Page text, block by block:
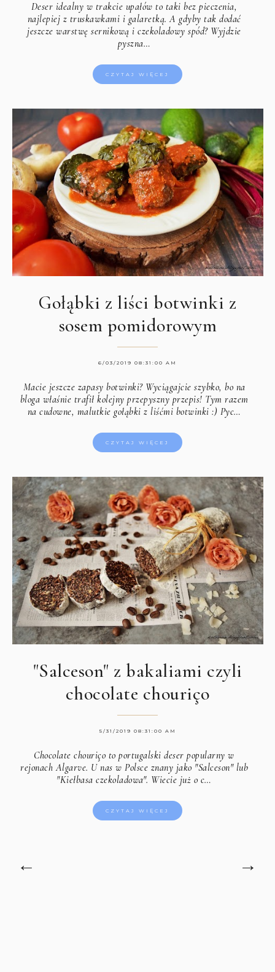
Deser idealny w trakcie upałów to taki bez pieczenia,
najlepiej z truskawkami i galaretką. A gdyby tak dodać
jeszcze warstwę sernikową i czekoladowy spód? Wyjdzie
pyszna…
CZYTAJ WIĘCEJ
Gołąbki z liści botwinki z
sosem pomidorowym
6/03/2019 08:31:00 AM
Macie jeszcze zapasy botwinki? Wyciągajcie szybko, bo na
bloga właśnie trafił kolejny przepyszny przepis! Tym razem
na cudowne, malutkie gołąbki z liśćmi botwinki :) Pyc…
CZYTAJ WIĘCEJ
"Salceson" z bakaliami czyli
chocolate chouriço
5/31/2019 08:31:00 AM
Chocolate chouriço to portugalski deser popularny w
rejonach Algarve. U nas w Polsce znany jako "Salceson" lub
"Kiełbasa czekoladowa". Wiecie już o c…
CZYTAJ WIĘCEJ
← →